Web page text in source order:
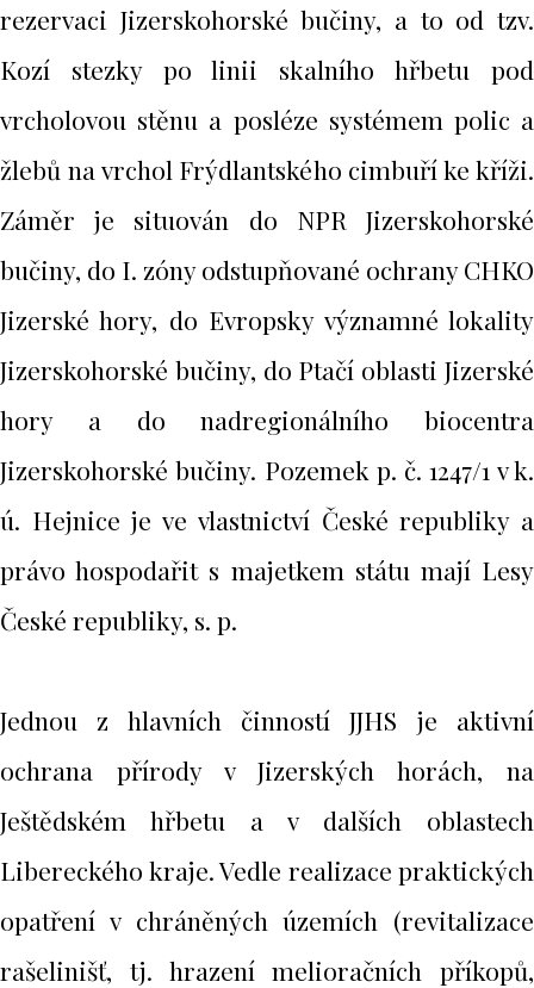
rezervaci Jizerskohorské bučiny, a to od tzv.
Kozí stezky po linii skalního hřbetu pod
vrcholovou stěnu a posléze systémem polic a
žlebů na vrchol Frýdlantského cimbuří ke kříži.
Záměr je situován do NPR Jizerskohorské
bučiny, do I. zóny odstupňované ochrany CHKO
Jizerské hory, do Evropsky významné lokality
Jizerskohorské bučiny, do Ptačí oblasti Jizerské
hory a do nadregionálního biocentra
Jizerskohorské bučiny. Pozemek p. č. 1247/1 v k.
ú. Hejnice je ve vlastnictví České republiky a
právo hospodařit s majetkem státu mají Lesy
České republiky, s. p.
Jednou z hlavních činností JJHS je aktivní
ochrana přírody v Jizerských horách, na
Ještědském hřbetu a v dalších oblastech
Libereckého kraje. Vedle realizace praktických
opatření v chráněných územích (revitalizace
rašelinišť, tj. hrazení melioračních příkopů,